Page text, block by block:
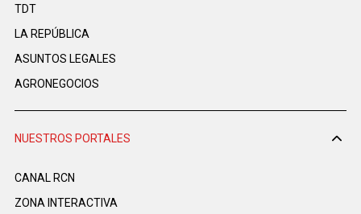
TDT
LA REPÚBLICA
ASUNTOS LEGALES
AGRONEGOCIOS
NUESTROS PORTALES
CANAL RCN
ZONA INTERACTIVA